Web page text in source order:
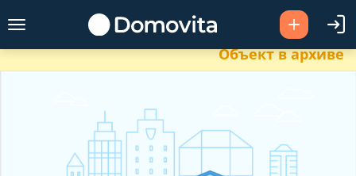
Объект в архиве